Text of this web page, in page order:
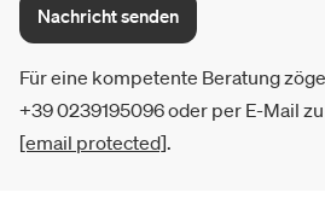
Nachricht senden
Für eine kompetente Beratung
+39 0239195096 oder per E-Mail
[email protected].